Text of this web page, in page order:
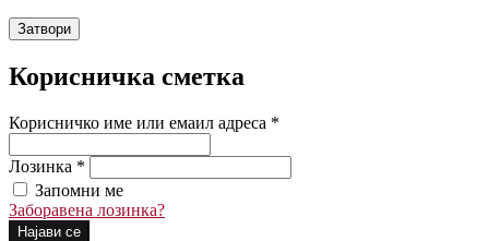
Затвори
Корисничка сметка
Корисничко име или емаил адреса *
Лозинка *
Запомни ме
Заборавена лозинка?
Најави се